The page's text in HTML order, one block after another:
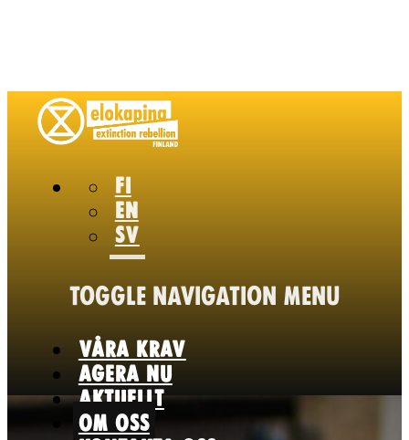
FI
EN
SV
TOGGLE NAVIGATION MENU
VÅRA KRAV
AGERA NU
AKTUELLT
OM OSS